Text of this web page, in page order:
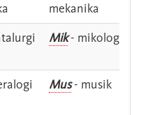
mekanika
Mik- mikologi
Mus- musik